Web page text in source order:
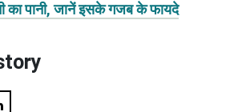
का पानी, जानें इसके गजब के फायदे